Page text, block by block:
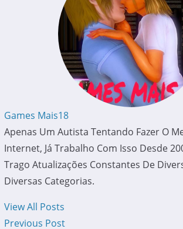
Games Mais18
Apenas Um Autista Tentando Fazer O
Internet, Já Trabalho Com Isso Desde
Trago Atualizações Constantes De
Diversas Categorias.
View All Posts
Previous Post